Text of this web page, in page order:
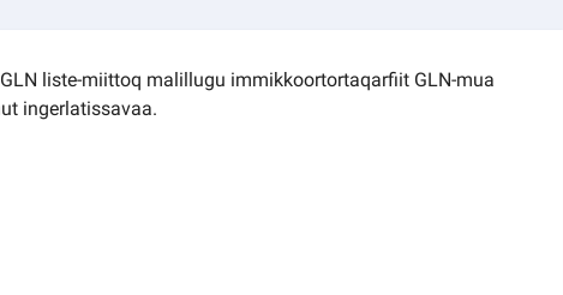
liste-miittoq malillugu immikkoortortaqarfiit GLN-mua
ingerlatissavaa.